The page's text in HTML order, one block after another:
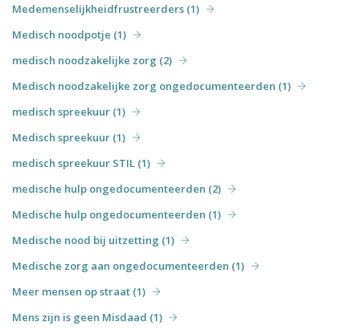
Medemenselijkheidfrustreerders (1)
Medisch noodpotje (1)
medisch noodzakelijke zorg (2)
Medisch noodzakelijke zorg ongedocumenteerden (1)
medisch spreekuur (1)
Medisch spreekuur (1)
medisch spreekuur STIL (1)
medische hulp ongedocumenteerden (2)
Medische hulp ongedocumenteerden (1)
Medische nood bij uitzetting (1)
Medische zorg aan ongedocumenteerden (1)
Meer mensen op straat (1)
Mens zijn is geen Misdaad (1)